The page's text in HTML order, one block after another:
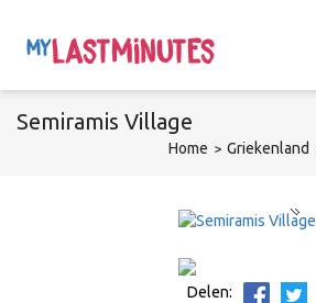
Semiramis Village
Home Griekenland
Delen: